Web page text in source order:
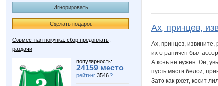
Игнорировать
Сделать подарок
Совместная покупка: сбор предоплаты,
раздачи
популярность:
24159 место
рейтинг 3546 ?
Ах, принцев,
Ах, принцев, извините,
их ограничен был
А конь не нужен. Он,
пусть масти белой,
Зато как ржет, косит